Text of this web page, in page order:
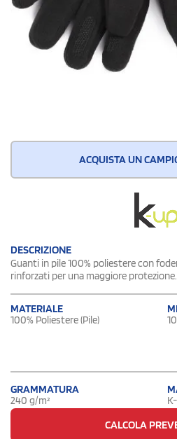
ACQUISTA UN
DESCRIZIONE
Guanti in pile 100% poliestere con
rinforzati per una maggiore protezione.
MATERIALE
100% Poliestere (Pile)
GRAMMATURA
240 g/m²
CALCOLA